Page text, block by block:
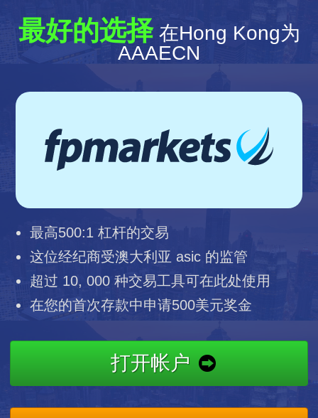
最好的选择在Hong Kong为
AAAECN
最高500:1 杠杆的交易
这位经纪商受澳大利亚 asic 的监管
超过 10, 000 种交易工具可在此处使用
在您的首次存款中申请500美元奖金
打开帐户